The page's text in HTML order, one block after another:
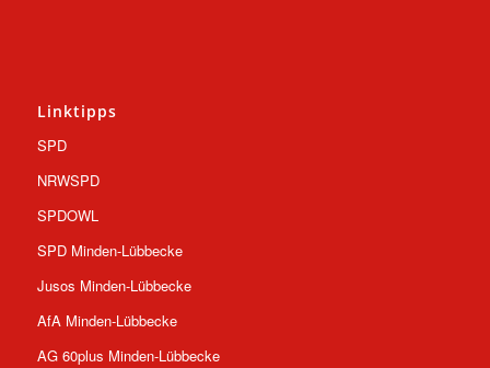
Linktipps
SPD
NRWSPD
SPDOWL
SPD Minden-Lübbecke
Jusos Minden-Lübbecke
AfA Minden-Lübbecke
AG 60plus Minden-Lübbecke